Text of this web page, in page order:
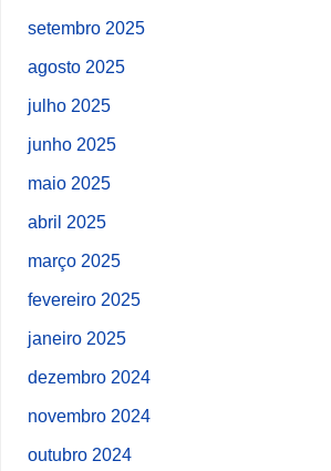
setembro 2025
agosto 2025
julho 2025
junho 2025
maio 2025
abril 2025
março 2025
fevereiro 2025
janeiro 2025
dezembro 2024
novembro 2024
outubro 2024